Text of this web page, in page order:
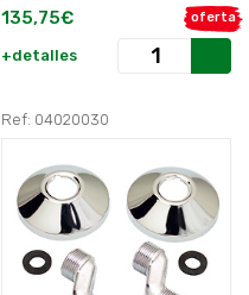
oferta
135,75€
+detalles
Ref: 04020030